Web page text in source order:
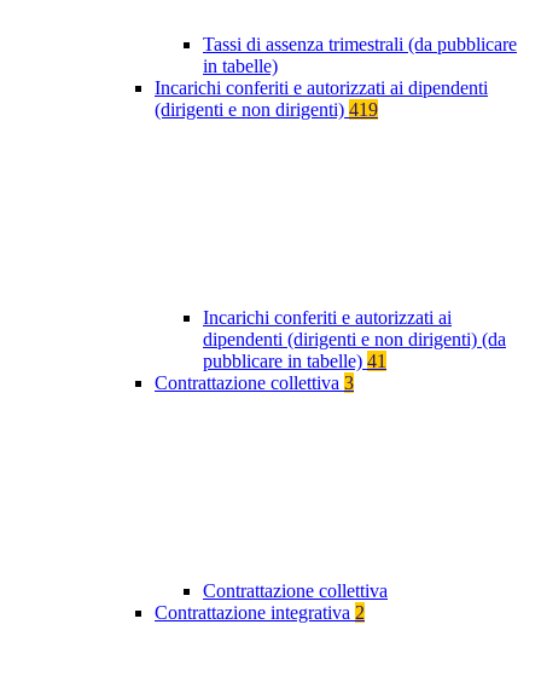
Tassi di assenza trimestrali (da pubblicare
in tabelle)
Incarichi conferiti e autorizzati ai dipendenti
(dirigenti e non dirigenti) 419
Incarichi conferiti e autorizzati ai
dipendenti (dirigenti e non dirigenti) (da
pubblicare in tabelle) 41
Contrattazione collettiva 3
Contrattazione collettiva
Contrattazione integrativa 2